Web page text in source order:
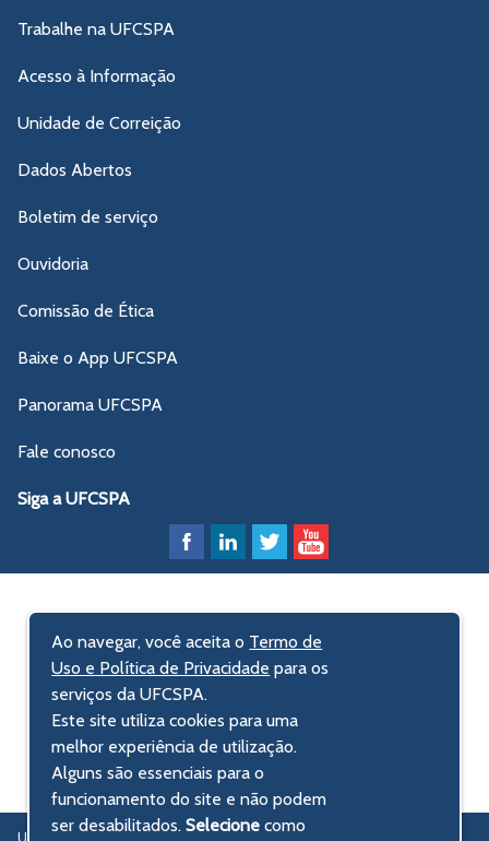
Trabalhe na UFCSPA
Acesso à Informação
Unidade de Correição
Dados Abertos
Boletim de serviço
Ouvidoria
Comissão de Ética
Baixe o App UFCSPA
Panorama UFCSPA
Fale conosco
Siga a UFCSPA
Ao navegar, você aceita o Termo de
Uso e Política de Privacidade para os
serviços da UFCSPA.
Este site utiliza cookies para uma
melhor experiência de utilização.
Alguns são essenciais para o
funcionamento do site e não podem
ser desabilitados.Selecionecomo